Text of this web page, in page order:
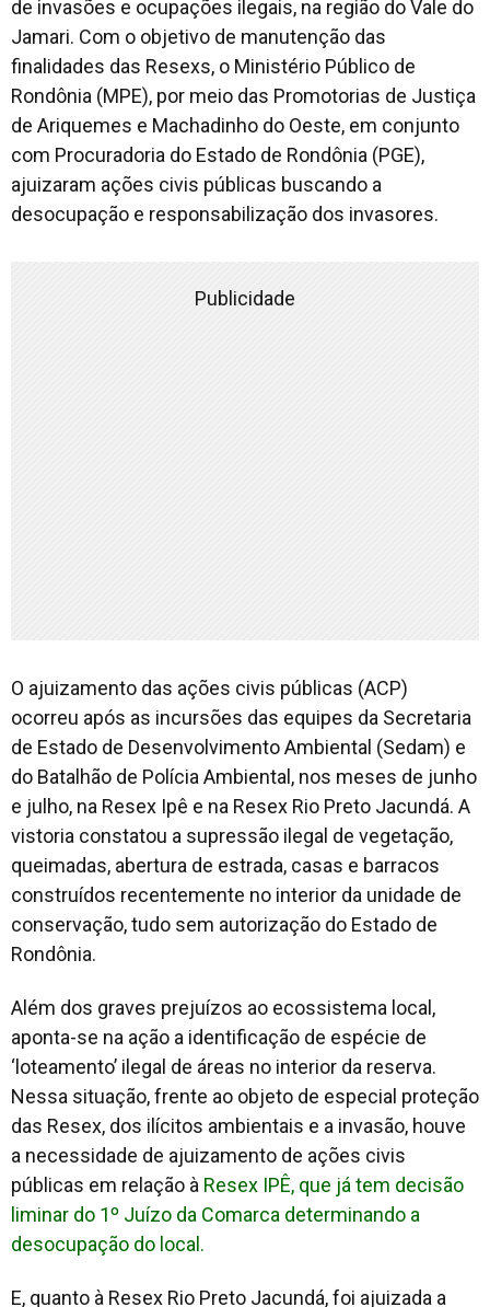
de invasões e ocupações ilegais, na região do Vale do
Jamari. Com o objetivo de manutenção das
finalidades das Resexs, o Ministério Público de
Rondônia (MPE), por meio das Promotorias de Justiça
de Ariquemes e Machadinho do Oeste, em conjunto
com Procuradoria do Estado de Rondônia (PGE),
ajuizaram ações civis públicas buscando a
desocupação e responsabilização dos invasores.
Publicidade
O ajuizamento das ações civis públicas (ACP)
ocorreu após as incursões das equipes da Secretaria
de Estado de Desenvolvimento Ambiental (Sedam) e
do Batalhão de Polícia Ambiental, nos meses de junho
e julho, na Resex Ipê e na Resex Rio Preto Jacundá. A
vistoria constatou a supressão ilegal de vegetação,
queimadas, abertura de estrada, casas e barracos
construídos recentemente no interior da unidade de
conservação, tudo sem autorização do Estado de
Rondônia.
Além dos graves prejuízos ao ecossistema local,
aponta-se na ação a identificação de espécie de
‘loteamento’ ilegal de áreas no interior da reserva.
Nessa situação, frente ao objeto de especial proteção
das Resex, dos ilícitos ambientais e a invasão, houve
a necessidade de ajuizamento de ações civis
públicas em relação à Resex IPÊ, que já tem decisão
liminar do 1º Juízo da Comarca determinando a
desocupação do local.
E, quanto à Resex Rio Preto Jacundá, foi ajuizada a